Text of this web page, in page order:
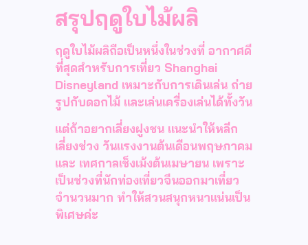
สรุปฤดูใบไม้ผลิ
ฤดูใบไม้ผลิถือเป็นหนึ่งในช่วงที่ อากาศดี
ที่สุดสำหรับการเที่ยว Shanghai
Disneyland เหมาะกับการเดินเล่น ถ่าย
รูปกับดอกไม้ และเล่นเครื่องเล่นได้ทั้งวัน
แต่ถ้าอยากเลี่ยงฝูงชน แนะนำให้หลีก
เลี่ยงช่วง วันแรงงานต้นเดือนพฤษภาคม
และ เทศกาลเช็งเม้งต้นเมษายน เพราะ
เป็นช่วงที่นักท่องเที่ยวจีนออกมาเที่ยว
จำนวนมาก ทำให้สวนสนุกหนาแน่นเป็น
พิเศษค่ะ